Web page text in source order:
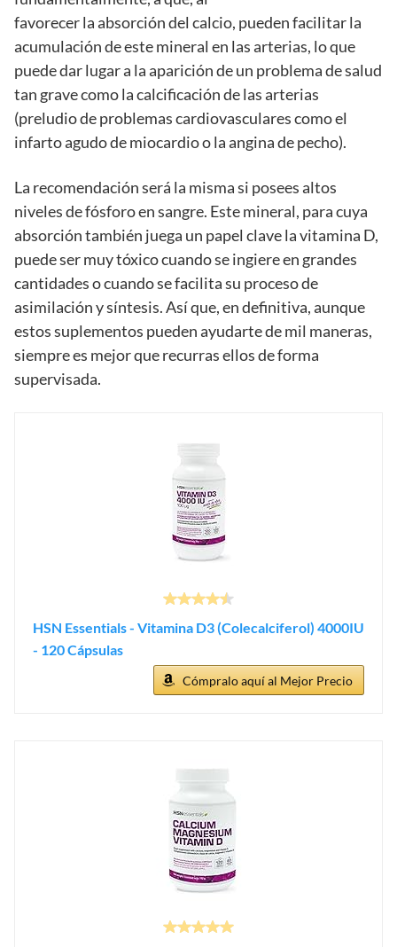
favorecer la absorción del calcio, pueden facilitar la
acumulación de este mineral en las arterias, lo que
puede dar lugar a la aparición de un problema de salud
tan grave como la calcificación de las arterias
(preludio de problemas cardiovasculares como el
infarto agudo de miocardio o la angina de pecho).
La recomendación será la misma si posees altos
niveles de fósforo en sangre. Este mineral, para cuya
absorción también juega un papel clave la vitamina D,
puede ser muy tóxico cuando se ingiere en grandes
cantidades o cuando se facilita su proceso de
asimilación y síntesis. Así que, en definitiva, aunque
estos suplementos pueden ayudarte de mil maneras,
siempre es mejor que recurras ellos de forma
supervisada.
HSN Essentials - Vitamina D3 (Colecalciferol) 4000IU
- 120 Cápsulas
Cómpralo aquí al Mejor Precio